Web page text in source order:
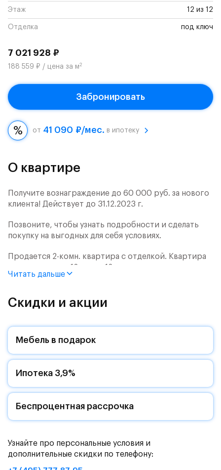
Этаж 12 из 12
Отделка под ключ
7 021 928 ₽
188 559 ₽ / цена за м2
Забронировать
от 41 090 ₽/мес. в ипотеку
О квартире
Получите вознаграждение до 60 000 руб. за нового
клиента! Действует до 31.12.2023 г.
Позвоните, чтобы узнать подробности и сделать
покупку на выгодных для себя условиях.
Продается 2-комн. квартира с отделкой. Квартира
расположена на 12 этаже 12 этажного монолитного
дома (Корпус 2.2, Секция 12) в ЖК «Пятницкие Луга»
Цена указана с учетом готовой отделки и кухни.
Жилой комплекс в городском округе
Солнечногорск, рядом с Захаринской поймой и
Митинским лесопарком.
Путь до МКАД на автомобиле займет - 15 минут по
Пятницкому шоссе: специально для жителей будет
обустроен собственный выезд на новую магистраль.
Дорога до метро «Пятницкое шоссе» займет 12
минут на автомобиле или полчаса на автобусе -
общественного транспорта.
Комфортные монолитные дома высотой 11-12 этажей
Читать дальше
Скидки и акции
Мебель в подарок
Ипотека 3,9%
Беспроцентная рассрочка
Узнайте про персональные условия и
дополнительные скидки по телефону: